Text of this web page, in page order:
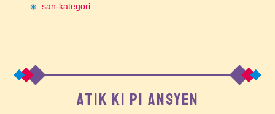
san-kategori
ATIK KI PI ANSYEN